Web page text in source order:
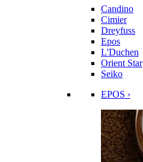
Candino
Cimier
Dreyfuss
Epos
L'Duchen
Orient Star
Seiko
EPOS ›